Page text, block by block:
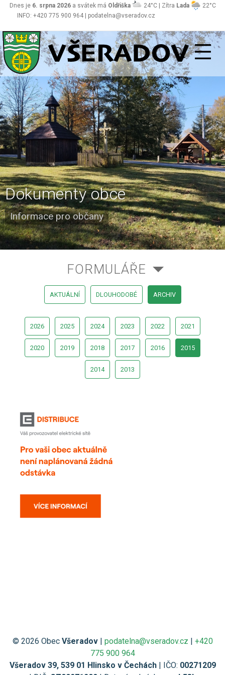
INFO: +420 775 900 964 | podatelna@vseradov.cz
Dnes je 6. srpna 2026a svátek má Oldřiška 24°C | Zítra Lada 22°C
Všeradov
Dokumenty obce
Informace pro občany
FORMULÁŘE
AKTUÁLNÍ DLOUHODOBÉ ARCHIV
2026 2025 2024 2023 2022 2021
2020 2019 2018 2017 2016 2015
2014 2013
© 2026 Obec Všeradov| podatelna@vseradov.cz | +420
775 900 964
Všeradov 39, 539 01 Hlinsko v Čechách| IČO: 00271209